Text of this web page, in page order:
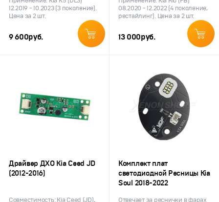
12.2019 - 10.2023 (3 поколение).
Цена за 2 шт.
9 600руб.
08.2020 - 12.2022 (4 поколение,
рестайлинг). Цена за 2 шт.
13 000руб.
Драйвер ДХО Kia Ceed JD
(2012-2016)
Совместимость: Kia Ceed (JD),
Комплект плат
светодиодной Ресницы Kia
Soul 2018-2022
Отвечает за реснички в фарах